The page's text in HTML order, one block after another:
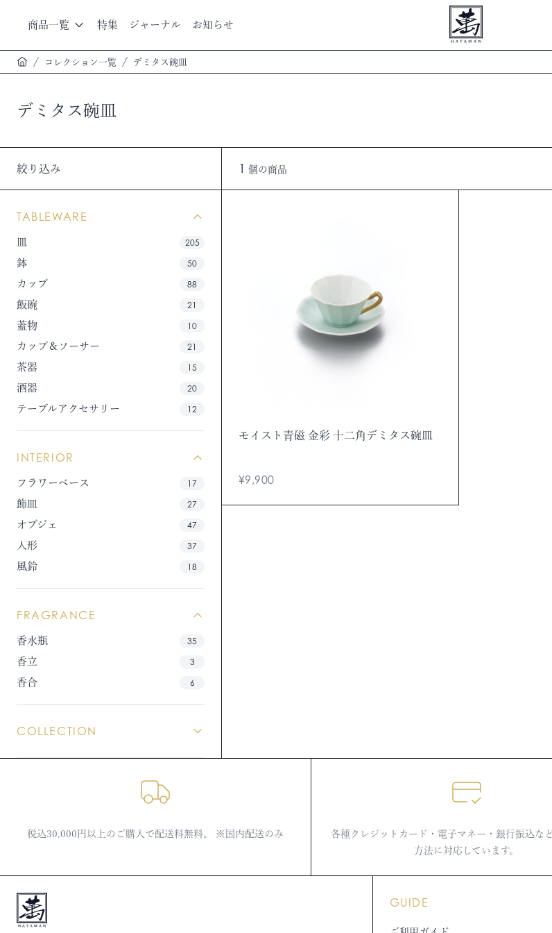
商品一覧 特集 ジャーナル お知らせ
コレクション一覧 デミタス碗皿
デミタス碗皿
絞り込み 1 個の商品
TABLEWARE
皿
205
鉢
50
カップ
88
飯碗
21
蓋物
10
カップ＆ソーサー
21
茶器
15
酒器
20
テーブルアクセサリー
12
INTERIOR
フラワーベース
17
飾皿
27
オブジェ
47
人形
37
風鈴
18
FRAGRANCE
香水瓶
35
香立
3
香合
6
COLLECTION
モイスト青磁 金彩 十二角デミタス碗皿
¥9,900
税込30,000円以上のご購入で配送料無料。 ※国内配送のみ
各種クレジットカード・電子マネー・銀行振込な
方法に対応しています。
GUIDE